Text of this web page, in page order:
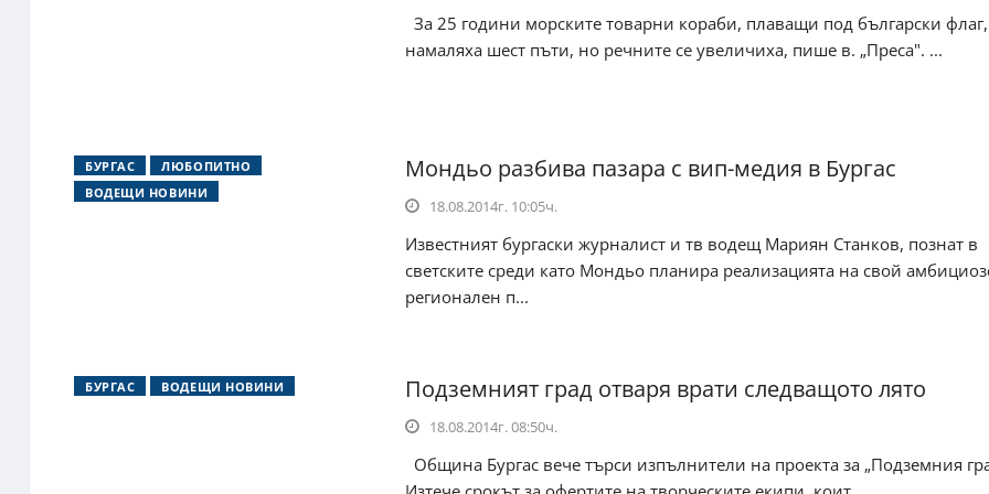
За 25 години морските товарни кораби, плаващи под български флаг,
намаляха шест пъти, но речните се увеличиха, пише в. „Преса". ...
БУРГАС
ЛЮБОПИТНО
ВОДЕЩИ НОВИНИ
Мондьо разбива пазара с вип-медия в Бургас
18.08.2014г. 10:05ч.
Известният бургаски журналист и тв водещ Мариян Станков, познат в
светските среди като Мондьо планира реализацията на свой
регионален п...
БУРГАС ВОДЕЩИ НОВИНИ Подземният град отваря врати следващото лято
18.08.2014г. 08:50ч.
Община Бургас вече търси изпълнители на проекта за „Подземния